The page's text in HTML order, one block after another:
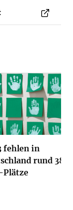
fehlen in
rund